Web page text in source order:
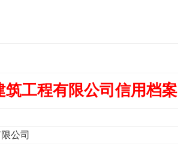
筑工程有限公司信用档案
公司